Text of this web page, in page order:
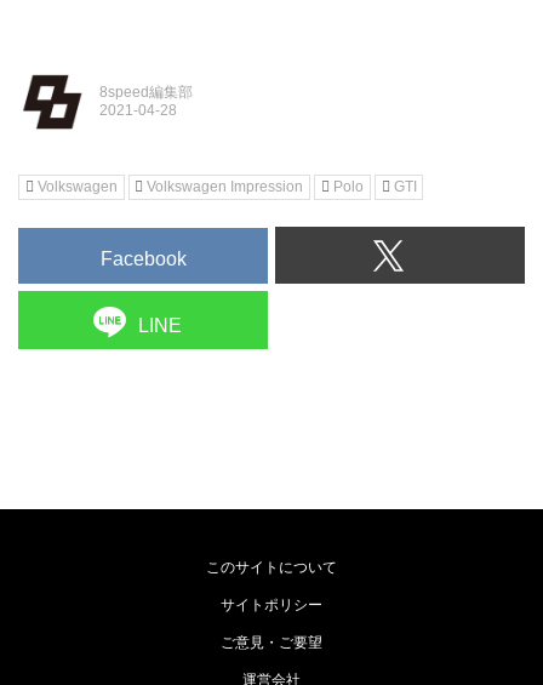
8speed編集部
Volkswagen Volkswagen Impression Polo GTI
Facebook
LINE
このサイトについて
サイトポリシー
ご意見・ご要望
運営会社